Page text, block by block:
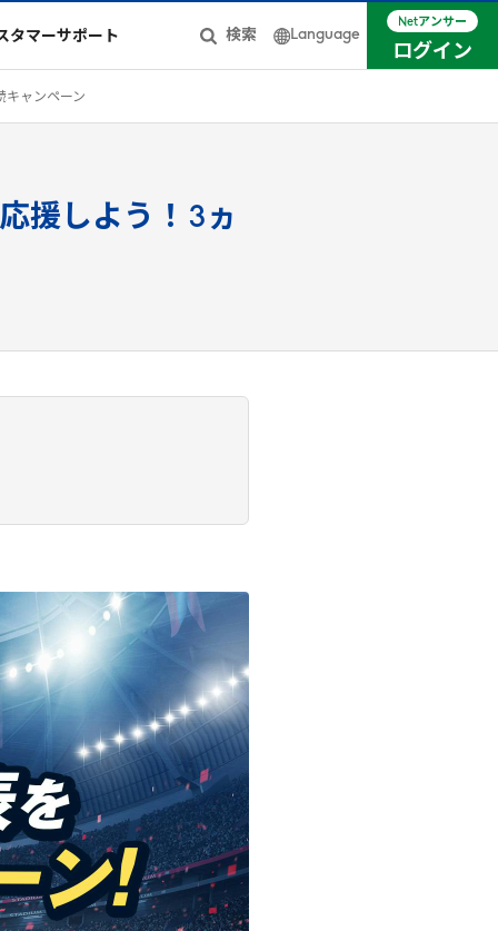
タマーサポート 検索 Language
Netアンサー
ログイン
キャンペーン
援しよう！ 3 ヵ